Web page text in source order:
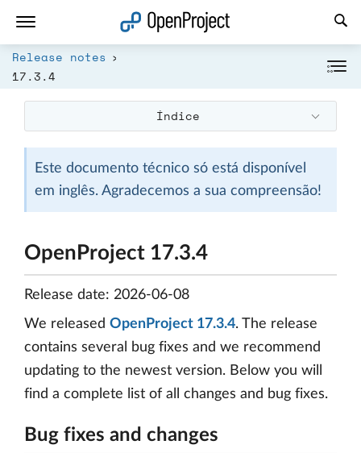
Release notes
17.3.4
Índice
Este documento técnico só está disponível
em inglês. Agradecemos a sua compreensão!
OpenProject 17.3.4
Release date: 2026-06-08
We released OpenProject 17.3.4. The release
contains several bug fixes and we recommend
updating to the newest version. Below you will
find a complete list of all changes and bug fixes.
Bug fixes and changes
Abrir a ligação num novo separador